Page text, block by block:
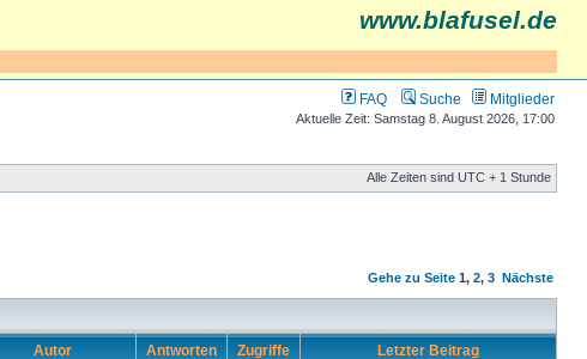
www.blafusel.de
FAQ Suche Mitglieder
Aktuelle Zeit: Samstag 8. August 2026, 17:00
Alle Zeiten sind UTC + 1 Stunde
Gehe zu Seite 1, 2, 3 Nächste
Autor Antworten Zugriffe Letzter Beitrag